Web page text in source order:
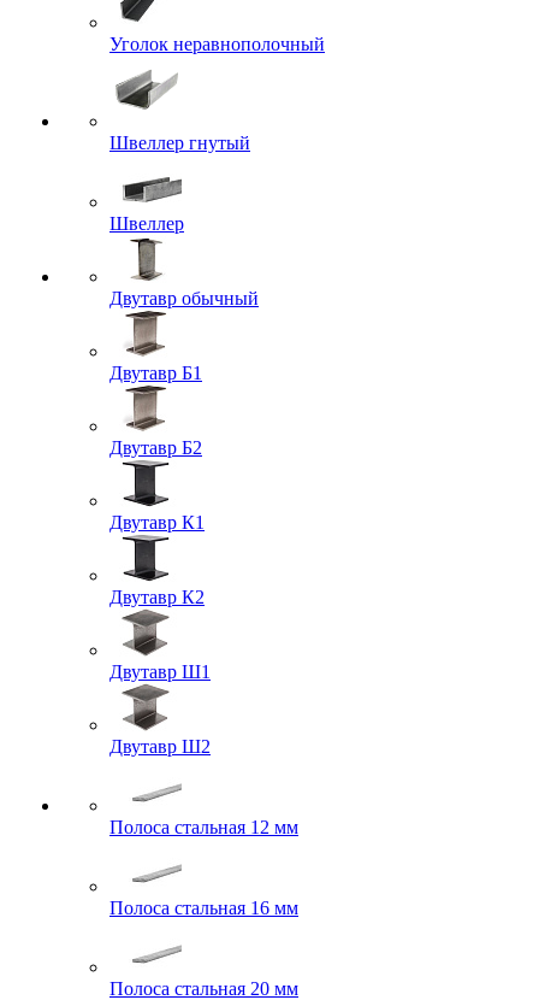
Уголок неравнополочный
Швеллер гнутый
Швеллер
Двутавр обычный
Двутавр Б1
Двутавр Б2
Двутавр К1
Двутавр К2
Двутавр Ш1
Двутавр Ш2
Полоса стальная 12 мм
Полоса стальная 16 мм
Полоса стальная 20 мм